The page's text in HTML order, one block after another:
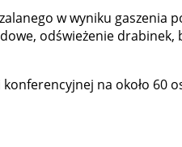
w wyniku gaszenia
odświeżenie drabinek,
na około 60